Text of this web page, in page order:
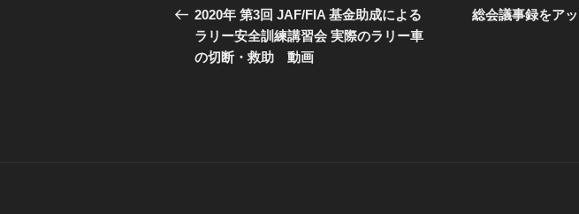
稿
ナ
去
の
投
2020年 第3回 JAF/FIA 基金助成による
ラリー安全訓練講習会 実際のラリー車
の切断・救助 動画
総会議事録をア